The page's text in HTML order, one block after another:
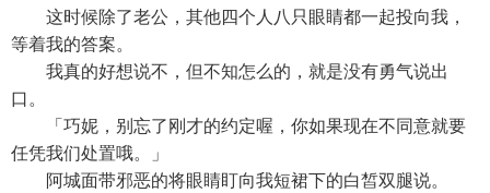
这时候除了老公，其他四个人八只眼睛都一起投向我，
等着我的答案。
我真的好想说不，但不知怎么的，就是没有勇气说出
口。
「巧妮，别忘了刚才的约定喔，你如果现在不同意就要
任凭我们处置哦。」
阿城面带邪恶的将眼睛盯向我短裙下的白皙双腿说。